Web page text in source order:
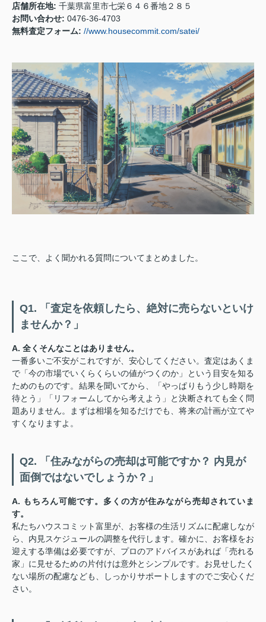
店舗所在地: 千葉県富里市七栄６４６番地２８５
お問い合わせ: 0476-36-4703
無料査定フォーム: //www.housecommit.com/satei/
ここで、よく聞かれる質問についてまとめました。
Q1. 「査定を依頼したら、絶対に売らないといけ
ませんか？」
A. 全くそんなことはありません。
一番多いご不安がこれですが、安心してください。査定はあくま
で「今の市場でいくらくらいの値がつくのか」という目安を知る
ためのものです。結果を聞いてから、「やっぱりもう少し時期を
待とう」「リフォームしてから考えよう」と決断されても全く問
題ありません。まずは相場を知るだけでも、将来の計画が立てや
すくなりますよ。
Q2. 「住みながらの売却は可能ですか？ 内見が
面倒ではないでしょうか？」
A. もちろん可能です。多くの方が住みながら売却されていま
す。
私たちハウスコミット富里が、お客様の生活リズムに配慮しなが
ら、内見スケジュールの調整を代行します。確かに、お客様をお
迎えする準備は必要ですが、プロのアドバイスがあれば「売れる
家」に見せるための片付けは意外とシンプルです。お見せしたく
ない場所の配慮なども、しっかりサポートしますのでご安心くだ
さい。